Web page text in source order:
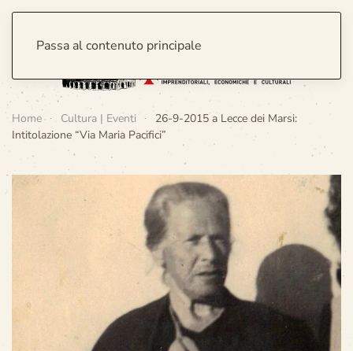
Passa al contenuto principale
Home Cultura | Eventi
26-9-2015 a Lecce dei Marsi:
Intitolazione “Via Maria Pacifici”